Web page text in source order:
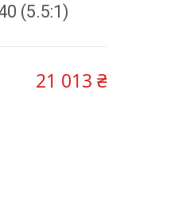
(5.5:1)
21 013 ₴